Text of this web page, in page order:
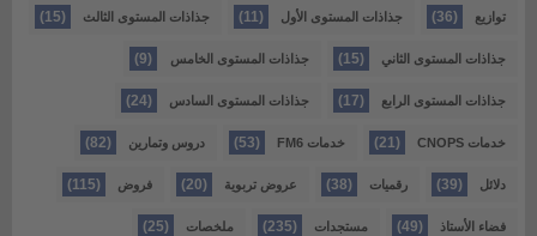
توازيع (36) جذاذات المستوى الأول (11) جذاذات المستوى الثالث (15)
جذاذات المستوى الثاني (15) جذاذات المستوى الخامس (9)
جذاذات المستوى الرابع (17) جذاذات المستوى السادس (24)
خدمات CNOPS (21) خدمات FM6 (53) دروس وتمارين (82)
دلائل (39) رقميات (38) عروض تربوية (20) فروض (115)
فضاء الأستاذ (49) مستجدات (235) ملخصات (25)